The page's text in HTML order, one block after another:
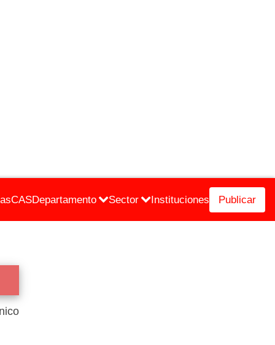
CASDepartamento Sector Instituciones Publicar